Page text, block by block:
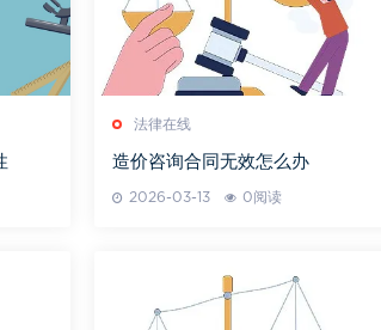
法律在线
造价咨询合同无效怎么办
2026-03-13 0阅读